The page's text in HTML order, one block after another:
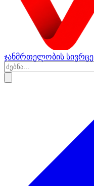
ჯანმრთელობის სივრცე